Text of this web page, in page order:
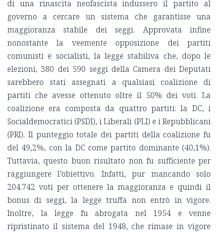
di una rinascita neofascista indussero il partito al
governo a cercare un sistema che garantisse una
maggioranza stabile dei seggi. Approvata infine
nonostante la veemente opposizione dei partiti
comunisti e socialisti, la legge stabiliva che, dopo le
elezioni, 380 dei 590 seggi della Camera dei Deputati
sarebbero stati assegnati a qualsiasi coalizione di
partiti che avesse ottenuto oltre il 50% dei voti. La
coalizione era composta da quattro partiti: la DC, i
Socialdemocratici (PSDI), i Liberali (PLI) e i Repubblicani
(PRI). Il punteggio totale dei partiti della coalizione fu
del 49,2%, con la DC come partito dominante (40,1%).
Tuttavia, questo buon risultato non fu sufficiente per
raggiungere l’obiettivo. Infatti, pur mancando solo
204.742 voti per ottenere la maggioranza e quindi il
bonus di seggi, la legge truffa non entrò in vigore.
Inoltre, la legge fu abrogata nel 1954 e venne
ripristinato il sistema del 1948, che rimase in vigore